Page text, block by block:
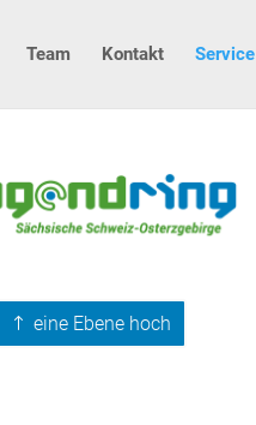
Team Kontakt Service
eine Ebene hoch